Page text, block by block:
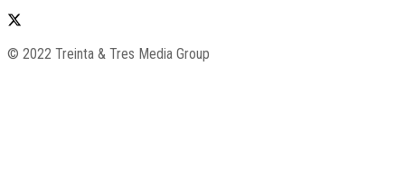
© 2022 Treinta & Tres Media Group